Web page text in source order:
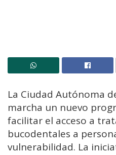
La Ciudad Autónoma
marcha un nuevo
facilitar el acceso a
bucodentales a
vulnerabilidad. La